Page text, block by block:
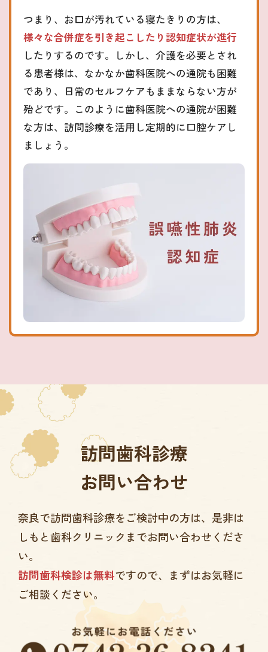
つまり、お口が汚れている寝たきりの方は、
様々な合併症を引き起こしたり認知症状が進行
したりするのです。しかし、介護を必要とされ
る患者様は、なかなか歯科医院への通院も困難
であり、日常のセルフケアもままならない方が
殆どです。このように歯科医院への通院が困難
な方は、訪問診療を活用し定期的に口腔ケアし
ましょう。
訪問歯科診療
お問い合わせ
奈良で訪問歯科診療をご検討中の方は、 是非は
しもと歯科クリニックまでお問い合わせくださ
い。
訪問歯科検診は無料ですので、まずはお気軽に
ご相談ください。